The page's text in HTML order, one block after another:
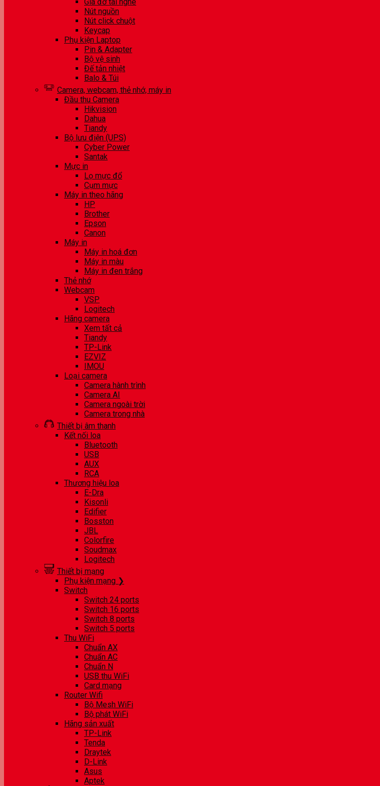
Nút nguồn
Nút click chuột
Keycap
Phụ kiện Laptop
Pin & Adapter
Bộ vệ sinh
Đế tản nhiệt
Balo & Túi
Camera, webcam, thẻ nhớ, máy in
Đầu thu Camera
Hikvision
Dahua
Tiandy
Bộ lưu điện (UPS)
Cyber Power
Santak
Mực in
Lọ mực đổ
Cụm mực
Máy in theo hãng
HP
Brother
Epson
Canon
Máy in
Máy in hoá đơn
Máy in màu
Máy in đen trắng
Thẻ nhớ
Webcam
VSP
Logitech
Hãng camera
Xem tất cả
Tiandy
TP-Link
EZVIZ
IMOU
Loại camera
Camera hành trình
Camera AI
Camera ngoài trời
Camera trong nhà
Thiết bị âm thanh
Kết nối loa
Bluetooth
USB
AUX
RCA
Thương hiệu loa
E-Dra
Kisonli
Edifier
Bosston
JBL
Colorfire
Soudmax
Logitech
Thiết bị mạng
Phụ kiện mạng ❯
Switch
Switch 24 ports
Switch 16 ports
Switch 8 ports
Switch 5 ports
Thu WiFi
Chuẩn AX
Chuẩn AC
Chuẩn N
USB thu WiFi
Card mạng
Router Wifi
Bộ Mesh WiFi
Bộ phát WiFi
Hãng sản xuất
TP-Link
Tenda
Draytek
D-Link
Asus
Aptek